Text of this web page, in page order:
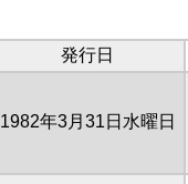
発行日
1982年3月31日水曜日